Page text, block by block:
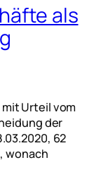
als
Urteil vom
der
62
wonach